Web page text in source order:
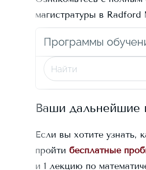
магистратуры в Radford
Программы
Ваши дальнейшие
Если вы хотите узнать,
пройти бесплатные
и 1 лекцию по